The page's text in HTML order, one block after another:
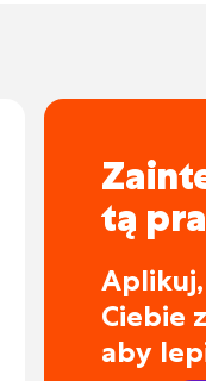
tą
Ciebie
aby